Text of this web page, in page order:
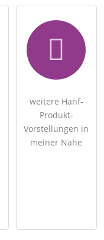
weitere Hanf-
Produkt-
Vorstellungen in
meiner Nähe